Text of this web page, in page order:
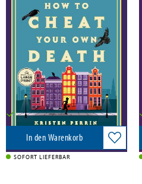
Perrin, Kristen
How to Cheat Your Own Death
Diversified Publishing, 2026
28,50 €
Versandkostenfrei in DE
In den Warenkorb
SOFORT LIEFERBAR